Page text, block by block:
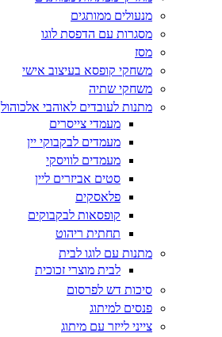
מנעולים ממותגים
מסגרות עם הדפסת לוגו
מסז
משחקי קופסא בעיצוב אישי
משחקי שתיה
מתנות לעובדים לאוהבי אלכוהול
מעמדי צייסרים
מעמדים לבקבוקי יין
מעמדים לוויסקי
סטים אביזרים ליין
פלאסקים
קופסאות לבקבוקים
תחתית ריהוט
מתנות עם לוגו לבית
לבית מוצרי זכוכית
סיכות דש לפרסום
פנסים למיתוג
צייני לייזר עם מיתוג